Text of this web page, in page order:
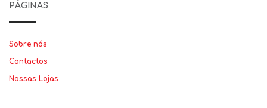
PÁGINAS
Sobre nós
Contactos
Nossas Lojas